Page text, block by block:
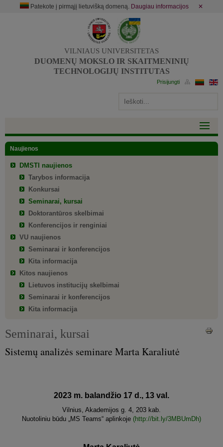
Patekote į pirmąjį lietuvišką domeną. Daugiau informacijos ✕
VILNIAUS UNIVERSITETAS
DUOMENŲ MOKSLO IR SKAITMENINIŲ
TECHNOLOGIJŲ INSTITUTAS
Naujienos
DMSTI naujienos
Tarybos informacija
Konkursai
Seminarai, kursai
Doktorantūros skelbimai
Konferencijos ir renginiai
VU naujienos
Seminarai ir konferencijos
Kita informacija
Kitos naujienos
Lietuvos institucijų skelbimai
Seminarai ir konferencijos
Kita informacija
Seminarai, kursai
Sistemų analizės seminare Marta Karaliutė
2023 m. balandžio 17 d., 13 val.
Vilnius, Akademijos g. 4, 203 kab.
Nuotoliniu būdu „MS Teams“ aplinkoje (http://bit.ly/3MBUmDh)